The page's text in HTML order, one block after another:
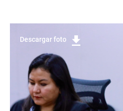
Descargar foto